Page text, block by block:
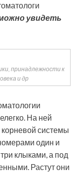
увидеть
принадлежности к
и др
На ней
системы
один и
клыками, а под
Растут они